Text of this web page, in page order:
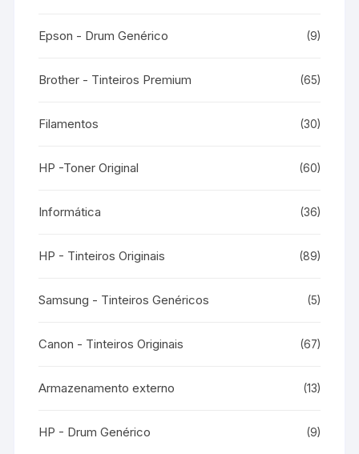
Epson - Drum Genérico (9)
Brother - Tinteiros Premium (65)
Filamentos (30)
HP -Toner Original (60)
Informática (36)
HP - Tinteiros Originais (89)
Samsung - Tinteiros Genéricos (5)
Canon - Tinteiros Originais (67)
Armazenamento externo (13)
HP - Drum Genérico (9)